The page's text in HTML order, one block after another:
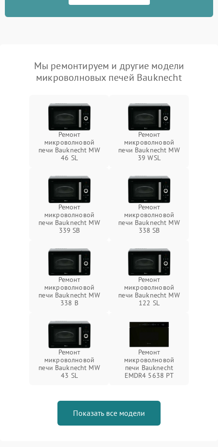
Мы ремонтируем и другие модели
микроволновых печей Bauknecht
Ремонт
микроволновой
печи Bauknecht MW
46 SL
Ремонт
микроволновой
печи Bauknecht MW
39 WSL
Ремонт
микроволновой
печи Bauknecht MW
339 SB
Ремонт
микроволновой
печи Bauknecht MW
338 SB
Ремонт
микроволновой
печи Bauknecht MW
338 B
Ремонт
микроволновой
печи Bauknecht MW
122 SL
Ремонт
микроволновой
печи Bauknecht MW
43 SL
Ремонт
микроволновой
печи Bauknecht
EMDR4 5638 PT
Показать все модели